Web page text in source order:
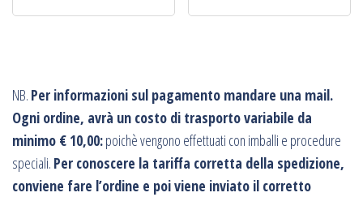
NB. Per informazioni sul pagamento mandare una mail.
Ogni ordine, avrà un costo di trasporto variabile da
minimo € 10,00:poichè vengono effettuati con imballi e procedure
speciali. Per conoscere la tariffa corretta della spedizione,
conviene fare l’ordine e poi viene inviato il corretto